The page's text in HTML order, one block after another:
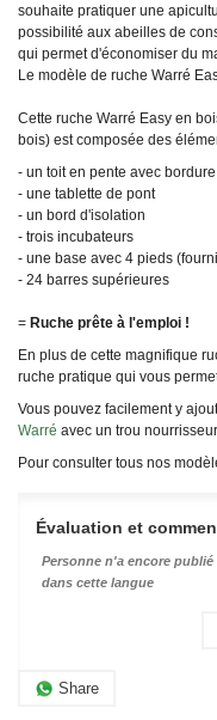
souhaite pratiquer une
possibilité aux abeilles de
qui permet d'économiser du
Le modèle de ruche Warré
Cette ruche Warré Easy en
bois) est composée des
- un toit en pente avec bordure
- une tablette de pont
- un bord d'isolation
- trois incubateurs
- une base avec 4 pieds
- 24 barres supérieures
= Ruche prête à l'emploi !
En plus de cette magnifique
ruche pratique qui vous
Vous pouvez facilement y
Warré avec un trou
Pour consulter tous nos
Évaluation et
Personne n'a encore
dans cette langue
Share